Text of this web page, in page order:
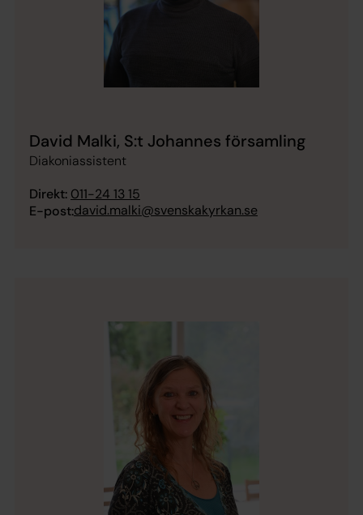
David Malki, S:t Johannes församling
Diakoniassistent
Direkt: 011-24 13 15
E-post:david.malki@svenskakyrkan.se